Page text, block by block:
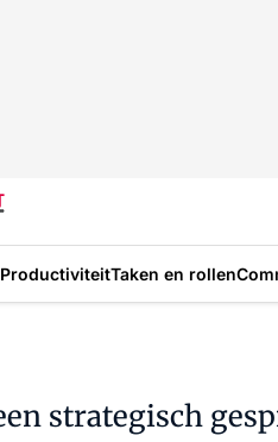
ProductiviteitTaken en rollen
strategisch